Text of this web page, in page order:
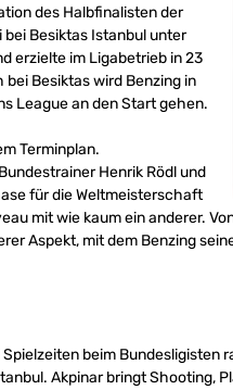
des Halbfinalisten der
bei Besiktas Istanbul unter
erzielte im Ligabetrieb in 23
bei Besiktas wird Benzing in
League an den Start gehen.
Terminplan.
Henrik Rödl und
für die Weltmeisterschaft
mit wie kaum ein anderer.
Aspekt, mit dem Benzing
beim Bundesligisten
Akpinar bringt Shooting,